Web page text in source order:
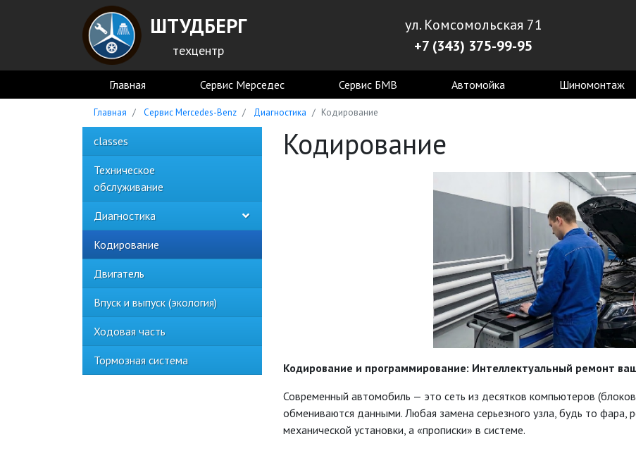
ШТУДБЕРГ
техцентр
ул. Комсомольская 71
+7 (343) 375-99-95
Главная Сервис Мерседес Сервис БМВ Автомойка Шиномонтаж
Главная Сервис Mercedes-Benz Диагностика Кодирование
classes
Техническое
обслуживание
Диагностика
Кодирование
Двигатель
Впуск и выпуск (экология)
Ходовая часть
Тормозная система
Кодирование
Кодирование и программирование: Интеллектуальный ремонт
Современный автомобиль — это сеть из десятков компьютеров
обмениваются данными. Любая замена серьезного узла, будь то фара,
механической установки, а «прописки» в системе.